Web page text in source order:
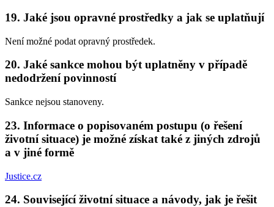
19. Jaké jsou opravné prostředky a jak se uplatňují
Není možné podat opravný prostředek.
20. Jaké sankce mohou být uplatněny v případě
nedodržení povinností
Sankce nejsou stanoveny.
23. Informace o popisovaném postupu (o řešení
životní situace) je možné získat také z jiných zdrojů
a v jiné formě
Justice.cz
24. Související životní situace a návody, jak je řešit